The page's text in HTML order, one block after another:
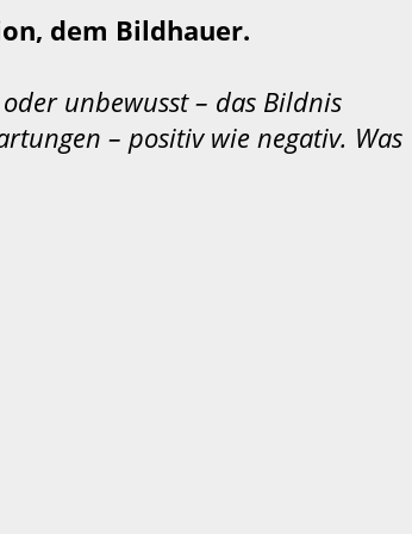
dem Bildhauer.
unbewusst – das Bildnis
– positiv wie negativ. Was